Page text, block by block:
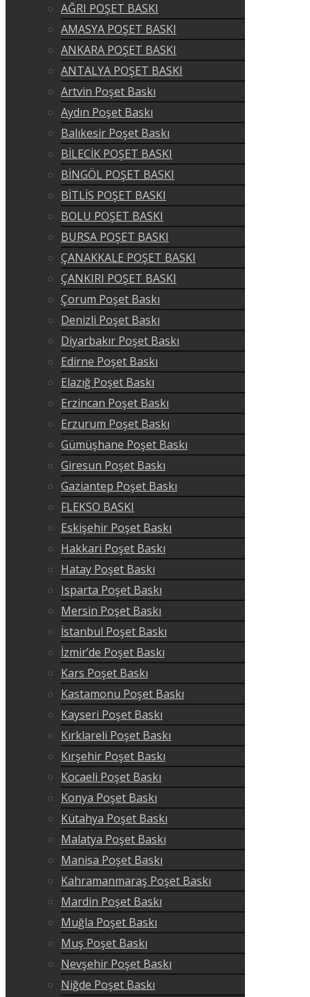
AĞRI POŞET BASKI
AMASYA POŞET BASKI
ANKARA POŞET BASKI
ANTALYA POŞET BASKI
Artvin Poşet Baskı
Aydın Poşet Baskı
Balıkesir Poşet Baskı
BİLECİK POŞET BASKI
BİNGÖL POŞET BASKI
BİTLİS POŞET BASKI
BOLU POŞET BASKI
BURSA POŞET BASKI
ÇANAKKALE POŞET BASKI
ÇANKIRI POŞET BASKI
Çorum Poşet Baskı
Denizli Poşet Baskı
Diyarbakır Poşet Baskı
Edirne Poşet Baskı
Elazığ Poşet Baskı
Erzincan Poşet Baskı
Erzurum Poşet Baskı
Gümüşhane Poşet Baskı
Giresun Poşet Baskı
Gaziantep Poşet Baskı
FLEKSO BASKI
Eskişehir Poşet Baskı
Hakkari Poşet Baskı
Hatay Poşet Baskı
Isparta Poşet Baskı
Mersin Poşet Baskı
İstanbul Poşet Baskı
İzmir’de Poşet Baskı
Kars Poşet Baskı
Kastamonu Poşet Baskı
Kayseri Poşet Baskı
Kırklareli Poşet Baskı
Kırşehir Poşet Baskı
Kocaeli Poşet Baskı
Konya Poşet Baskı
Kütahya Poşet Baskı
Malatya Poşet Baskı
Manisa Poşet Baskı
Kahramanmaraş Poşet Baskı
Mardin Poşet Baskı
Muğla Poşet Baskı
Muş Poşet Baskı
Nevşehir Poşet Baskı
Niğde Poşet Baskı